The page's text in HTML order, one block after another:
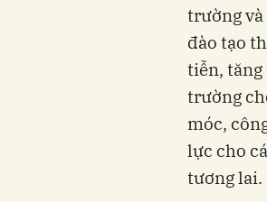
trường
đào tạo
tiễn, tăng
trường
móc,
lực cho
tương lai.